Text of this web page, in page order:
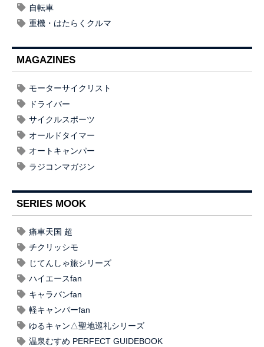
自転車
重機・はたらくクルマ
MAGAZINES
モーターサイクリスト
ドライバー
サイクルスポーツ
オールドタイマー
オートキャンパー
ラジコンマガジン
SERIES MOOK
痛車天国 超
チクリッシモ
じてんしゃ旅シリーズ
ハイエースfan
キャラバンfan
軽キャンパーfan
ゆるキャン△聖地巡礼シリーズ
温泉むすめ PERFECT GUIDEBOOK